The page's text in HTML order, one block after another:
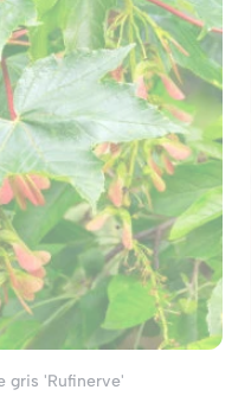
gris 'Rufinerve'